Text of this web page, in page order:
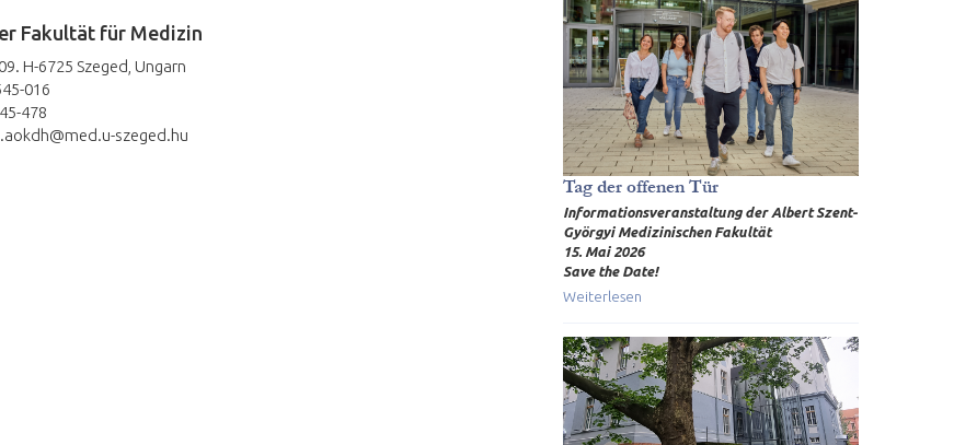
Fakultät für Medizin
H-6725 Szeged, Ungarn
016
478
szeged.hu
Tag der offenen Tür
Informationsveranstaltung der Albert Szent-
Györgyi Medizinischen Fakultät
15. Mai 2026
Save the Date!
Weiterlesen